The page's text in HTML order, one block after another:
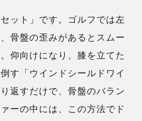
ット」です。ゴルフでは左
骨盤の歪みがあるとスムー
仰向けになり、膝を立てた
す「ウインドシールドワイ
返すだけで、骨盤のバラン
ーの中には、この方法でド